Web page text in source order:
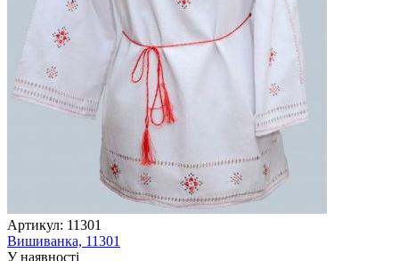
Артикул: 11301
Вишиванка, 11301
У наявності